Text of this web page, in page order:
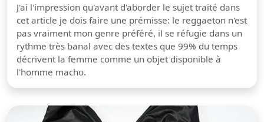
J'ai l'impression qu'avant d'aborder le sujet traité dans
cet article je dois faire une prémisse: le reggaeton n'est
pas vraiment mon genre préféré, il se réfugie dans un
rythme très banal avec des textes que 99% du temps
décrivent la femme comme un objet disponible à
l'homme macho.